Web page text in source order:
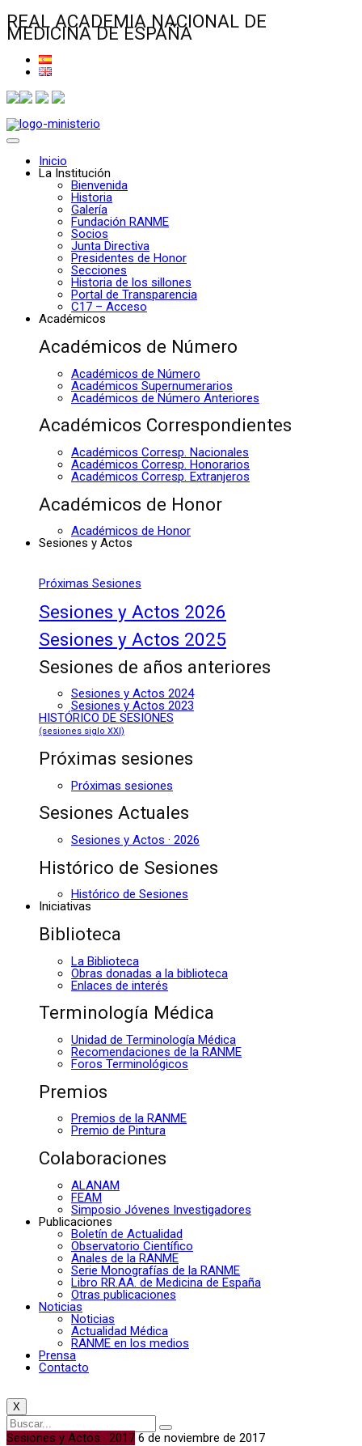
REAL ACADEMIA NACIONAL DE
MEDICINA DE ESPAÑA
Inicio
La Institución
Bienvenida
Historia
Galería
Fundación RANME
Socios
Junta Directiva
Presidentes de Honor
Secciones
Historia de los sillones
Portal de Transparencia
C17 – Acceso
Académicos
Académicos de Número
Académicos de Número
Académicos Supernumerarios
Académicos de Número Anteriores
Académicos Correspondientes
Académicos Corresp. Nacionales
Académicos Corresp. Honorarios
Académicos Corresp. Extranjeros
Académicos de Honor
Académicos de Honor
Sesiones y Actos
Próximas Sesiones
Sesiones y Actos 2026
Sesiones y Actos 2025
Sesiones de años anteriores
Sesiones y Actos 2024
Sesiones y Actos 2023
HISTÓRICO DE SESIONES
(sesiones siglo XXI)
Próximas sesiones
Próximas sesiones
Sesiones Actuales
Sesiones y Actos · 2026
Histórico de Sesiones
Histórico de Sesiones
Iniciativas
Biblioteca
La Biblioteca
Obras donadas a la biblioteca
Enlaces de interés
Terminología Médica
Unidad de Terminología Médica
Recomendaciones de la RANME
Foros Terminológicos
Premios
Premios de la RANME
Premio de Pintura
Colaboraciones
ALANAM
FEAM
Simposio Jóvenes Investigadores
Publicaciones
Boletín de Actualidad
Observatorio Científico
Anales de la RANME
Serie Monografías de la RANME
Libro RR.AA. de Medicina de España
Otras publicaciones
Noticias
Noticias
Actualidad Médica
RANME en los medios
Prensa
Contacto
X
Sesiones y Actos · 2017 6 de noviembre de 2017